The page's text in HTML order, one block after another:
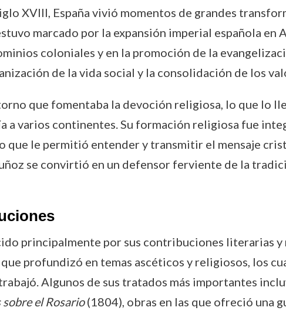
XVIII, España vivió momentos de grandes
marcado por la expansión imperial española en
coloniales y en la promoción de la
de la vida social y la consolidación de los
que fomentaba la devoción religiosa, lo que lo
a varios continentes. Su formación religiosa fue
que le permitió entender y transmitir el mensaje
se convirtió en un defensor ferviente de la
principalmente por sus contribuciones literarias
profundizó en temas ascéticos y religiosos, los
Algunos de sus tratados más importantes
el Rosario(1804), obras en las que ofreció una